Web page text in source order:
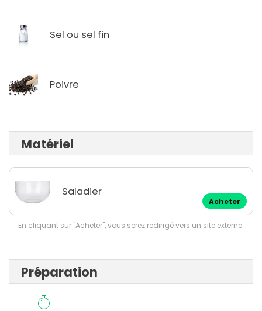
Sel ou sel fin
Poivre
Matériel
Saladier
Acheter
En cliquant sur "Acheter", vous serez redirigé vers un site externe.
Préparation